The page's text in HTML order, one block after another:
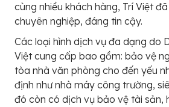
cùng nhiều khách hàng, Trí Việt
chuyên nghiệp, đáng tin cậy.
Các loại hình dịch vụ đa dạng do
Việt cung cấp bao gồm: bảo vệ
tòa nhà văn phòng cho đến yếu
định như nhà máy công trường,
đó còn có dịch vụ bảo vệ tài sản,